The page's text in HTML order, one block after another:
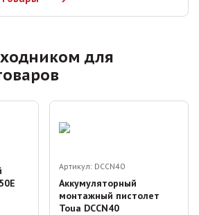
для
Артикул: DCCN40
Аккумуляторный
монтажный пистолет
Toua DCCN40